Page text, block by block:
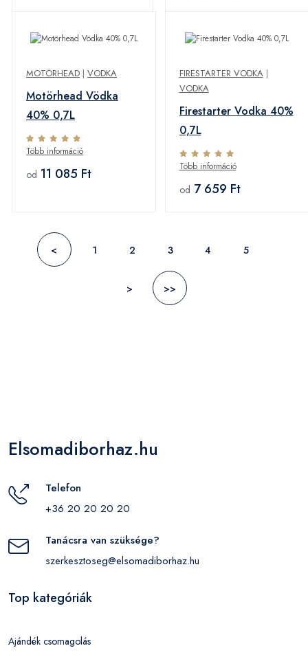
MOTÖRHEAD | VODKA
Motörhead Vödka
40% 0,7L
Több információ
od 11 085 Ft
FIRESTARTER VODKA|
VODKA
Firestarter Vodka 40%
0,7L
Több információ
od 7 659 Ft
< 1 2 3 4 5
> >>
Elsomadiborhaz.hu
Telefon
+36 20 20 20 20
Tanácsra van szüksége?
szerkesztoseg@elsomadiborhaz.hu
Top kategóriák
Ajándék csomagolás